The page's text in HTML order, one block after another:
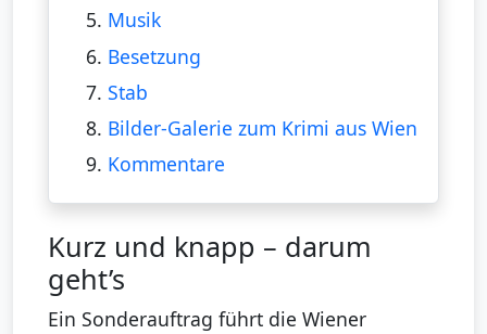
5. Musik
6. Besetzung
7. Stab
8. Bilder-Galerie zum Krimi aus Wien
9. Kommentare
Kurz und knapp – darum
geht’s
Ein Sonderauftrag führt die Wiener